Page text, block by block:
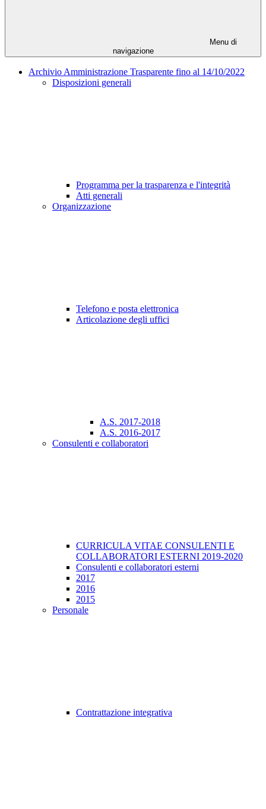
Menu di
navigazione
Archivio Amministrazione Trasparente fino al 14/10/2022
Disposizioni generali
Programma per la trasparenza e l'integrità
Atti generali
Organizzazione
Telefono e posta elettronica
Articolazione degli uffici
A.S. 2017-2018
A.S. 2016-2017
Consulenti e collaboratori
CURRICULA VITAE CONSULENTI E
COLLABORATORI ESTERNI 2019-2020
Consulenti e collaboratori esterni
2017
2016
2015
Personale
Contrattazione integrativa